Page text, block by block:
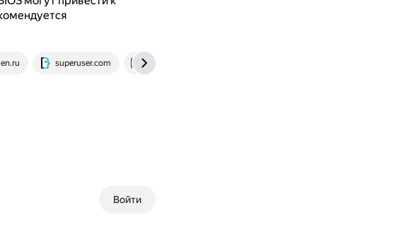
superuser.com club.dns-shop.ru
Войти